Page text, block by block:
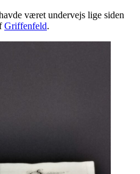
været undervejs lige siden
Griffenfeld.